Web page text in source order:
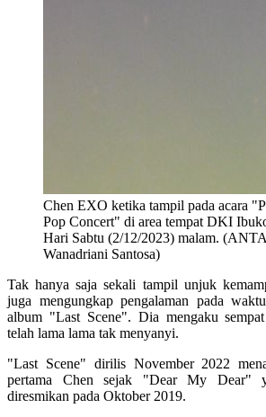
Chen EXO ketika tampil pada acara
Pop Concert" di area tempat DKI
Hari Sabtu (2/12/2023) malam.
Wanadriani Santosa)
Tak hanya saja sekali tampil unjuk
juga mengungkap pengalaman pada
album "Last Scene". Dia mengaku
telah lama lama tak menyanyi.
"Last Scene" dirilis November 2022
pertama Chen sejak "Dear My Dear"
diresmikan pada Oktober 2019.